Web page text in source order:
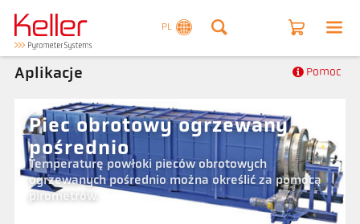
PL
Aplikacje Pomoc
Piec obrotowy ogrzewany
pośrednio
Temperaturę powłoki pieców obrotowych
ogrzewanych pośrednio można określić za pomocą
pirometrów.